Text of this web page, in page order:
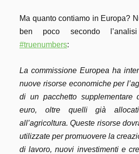
Ma quanto contiamo in Europa?
ben poco secondo
#truenumbers:
La commissione Europea ha
nuove risorse economiche per
di un pacchetto
euro, oltre quelli già
all’agricoltura. Queste risorse
utilizzate per promuovere la
di lavoro, nuovi investimenti e